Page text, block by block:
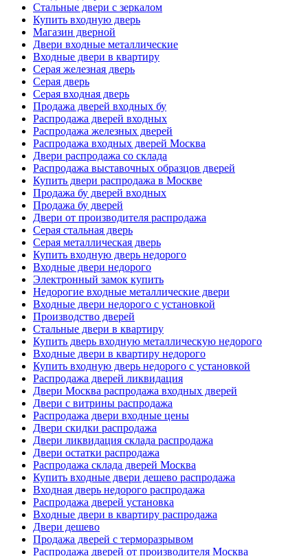
Стальные двери с зеркалом
Купить входную дверь
Магазин дверной
Двери входные металлические
Входные двери в квартиру
Серая железная дверь
Серая дверь
Серая входная дверь
Продажа дверей входных бу
Распродажа дверей входных
Распродажа железных дверей
Распродажа входных дверей Москва
Двери распродажа со склада
Распродажа выставочных образцов дверей
Купить двери распродажа в Москве
Продажа бу дверей входных
Продажа бу дверей
Двери от производителя распродажа
Серая стальная дверь
Серая металлическая дверь
Купить входную дверь недорого
Входные двери недорого
Электронный замок купить
Недорогие входные металлические двери
Входные двери недорого с установкой
Производство дверей
Стальные двери в квартиру
Купить дверь входную металлическую недорого
Входные двери в квартиру недорого
Купить входную дверь недорого с установкой
Распродажа дверей ликвидация
Двери Москва распродажа входных дверей
Двери с витрины распродажа
Распродажа двери входные цены
Двери скидки распродажа
Двери ликвидация склада распродажа
Двери остатки распродажа
Распродажа склада дверей Москва
Купить входные двери дешево распродажа
Входная дверь недорого распродажа
Распродажа дверей установка
Входные двери в квартиру распродажа
Двери дешево
Продажа дверей с терморазрывом
Распродажа дверей от производителя Москва